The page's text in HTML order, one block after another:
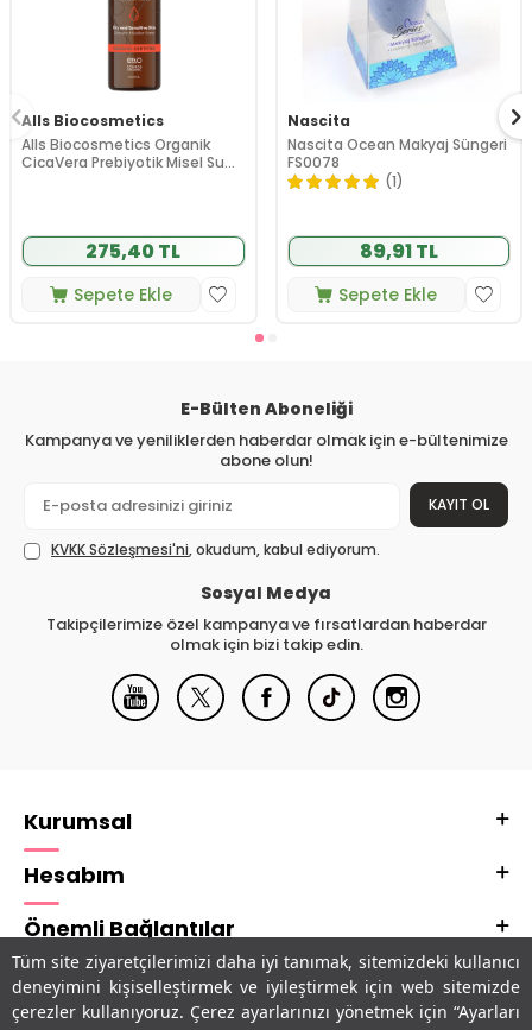
Tüm site ziyaretçilerimizi daha iyi tanımak, sitemizdeki kullanıcı
deneyimini kişiselleştirmek ve iyileştirmek için web sitemizde
çerezler kullanıyoruz. Çerez ayarlarınızı yönetmek için “Ayarları
Alls Biocosmetics
Alls Biocosmetics Organik
CicaVera Prebiyotik Misel Su
275,40 TL
Sepete Ekle
Nascita
Nascita Ocean Makyaj Süngeri
FS0078
(1)
89,91 TL
Sepete Ekle
E-Bülten Aboneliği
Kampanya ve yeniliklerden haberdar olmak için e-bültenimize
abone olun!
KAYIT OL
KVKK Sözleşmesi'ni, okudum, kabul ediyorum.
Sosyal Medya
Takipçilerimize özel kampanya ve fırsatlardan haberdar
olmak için bizi takip edin.
Kurumsal
Hesabım
Önemli Bağlantılar
Adres & İletişim